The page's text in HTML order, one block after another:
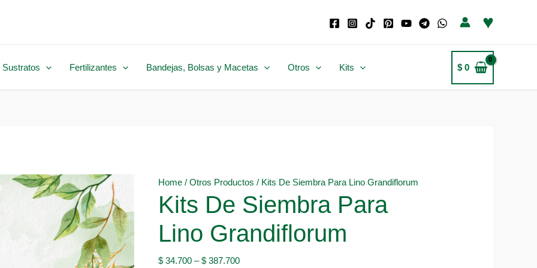
♥
Sustratos Fertilizantes Bandejas, Bolsas y Macetas Otros Kits $0
Home / Otros Productos / Kits De Siembra Para Lino Grandiflorum
Kits De Siembra Para
Lino Grandiflorum
$ 34.700 –$ 387.700